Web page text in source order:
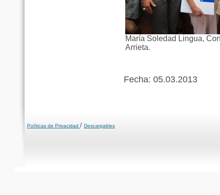
María Soledad Lingua,
Arrieta.
Fecha: 05.03.2013
Políticas de Privacidad / Descargables